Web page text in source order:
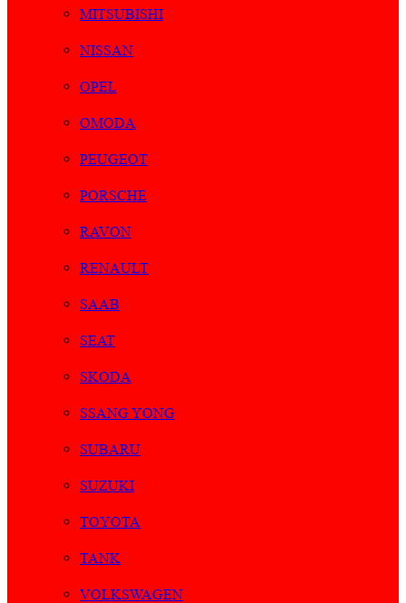
MITSUBISHI
NISSAN
OPEL
OMODA
PEUGEOT
PORSCHE
RAVON
RENAULT
SAAB
SEAT
SKODA
SSANG YONG
SUBARU
SUZUKI
TOYOTA
TANK
VOLKSWAGEN